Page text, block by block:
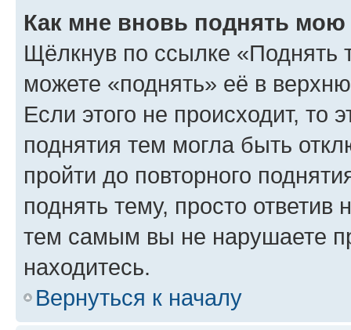
Как мне вновь поднять мою
Щёлкнув по ссылке «Поднять
можете «поднять» её в
Если этого не происходит, то
поднятия тем могла быть
пройти до повторного
поднять тему, просто ответив
тем самым вы не нарушаете
находитесь.
Вернуться к началу